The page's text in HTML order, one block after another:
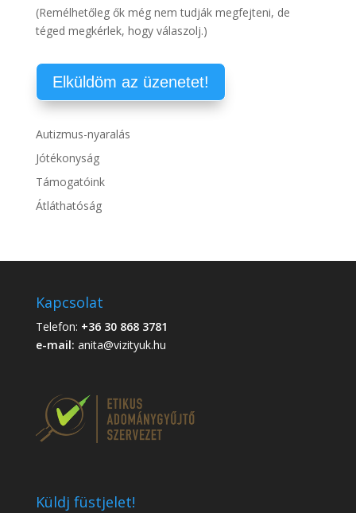
(Remélhetőleg ők még nem tudják megfejteni, de
téged megkérlek, hogy válaszolj.)
Autizmus-nyaralás
Jótékonyság
Támogatóink
Átláthatóság
Kapcsolat
Telefon: +36 30 868 3781
e-mail: anita@vizityuk.hu
Küldj füstjelet!